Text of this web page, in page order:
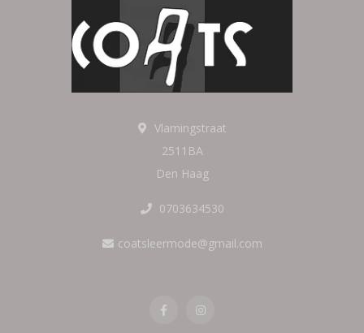
Vlamingstraat
2511BA
Den Haag
0703634530
coatsleermode@gmail.com